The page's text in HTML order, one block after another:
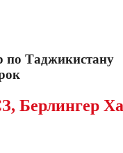
Таджикистану
Берлингер